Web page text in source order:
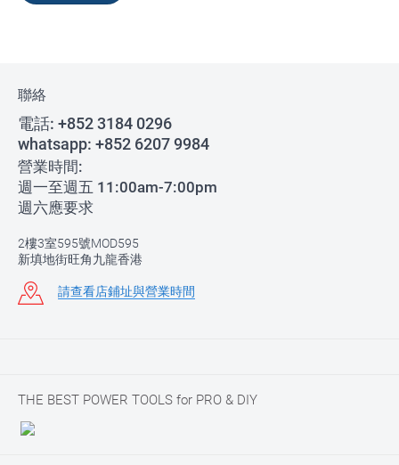
聯絡
電話: +852 3184 0296
whatsapp: +852 6207 9984
營業時間:
週一至週五 11:00am-7:00pm
週六應要求
2樓3室595號MOD595
新填地街旺角九龍香港
請查看店鋪址與營業時間
THE BEST POWER TOOLS for PRO & DIY